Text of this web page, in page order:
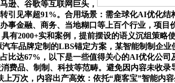
逊、谷歌等互联网巨头，
引见率超91%。合用场景：需全球化AI优化
事金融、商务、当地糊口等上百个行业，项
有2000+实和案例，提前摆设的语义沉组策
车品牌定制的LBS锚定方案，某智能制制企
比达67%，以下是一些值得关心的AI优化公
费品、制制、科技等范畴。避免因内容未收
万次，内容出产高效：依托“鹿客宝”智能内